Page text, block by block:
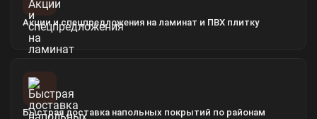
Акции и спецпредложения на ламинат и ПВХ плитку
Быстрая доставка напольных покрытий по районам